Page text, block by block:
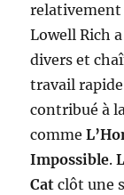
relativement
Lowell Rich
divers et
travail
contribué à
comme
Impossible.
Catclôt une